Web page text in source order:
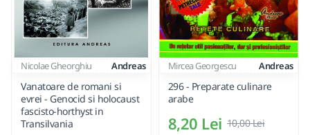
Nicolae Gheorghiu Andreas
Vanatoare de romani si
evrei - Genocid si holocaust
fascisto-horthyst in
Transilvania
Mircea Georgescu Andreas
296 - Preparate culinare
arabe
8,20 Lei 10,00 Lei